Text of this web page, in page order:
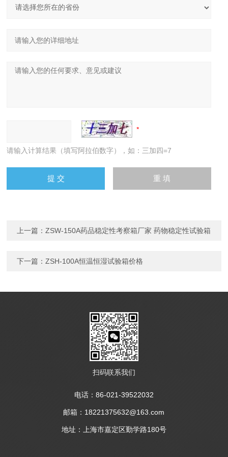
请输入计算结果（填写阿拉伯数字），如：三加四=7
上一篇：ZSW-150A药品稳定性考察箱厂家 药物稳定性试验箱
下一篇：ZSH-100A恒温恒湿试验箱价格
扫码联系我们
电话：86-021-39522032
邮箱：18221375632@163.com
地址：上海市嘉定区勤学路180号